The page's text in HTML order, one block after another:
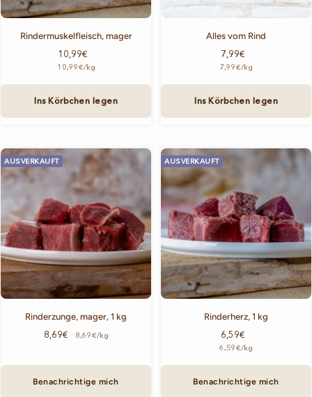
Rindermuskelfleisch, mager
Angebotspreis
10,99€
10,99€/kg
Ins Körbchen legen
Alles vom Rind
Angebotspreis
7,99€
7,99€/kg
Ins Körbchen legen
AUSVERKAUFT
Rinderzunge, mager, 1 kg
Angebotspreis
8,69€ 8,69€/kg
Benachrichtige mich
AUSVERKAUFT
Rinderherz, 1 kg
Angebotspreis
6,59€
6,59€/kg
Benachrichtige mich